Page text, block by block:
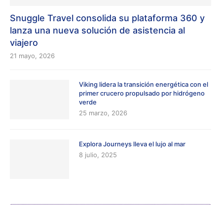
Snuggle Travel consolida su plataforma 360 y
lanza una nueva solución de asistencia al
viajero
21 mayo, 2026
Viking lidera la transición energética con el
primer crucero propulsado por hidrógeno
verde
25 marzo, 2026
Explora Journeys lleva el lujo al mar
8 julio, 2025